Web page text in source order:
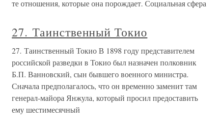
те отношения, которые она порождает. Социальная сфера
27. Таинственный Токио
27. Таинственный Токио В 1898 году представителем
российской разведки в Токио был назначен полковник
Б.П. Ванновский, сын бывшего военного министра.
Сначала предполагалось, что он временно заменит там
генерал-майора Янжула, который просил предоставить
ему шестимесячный